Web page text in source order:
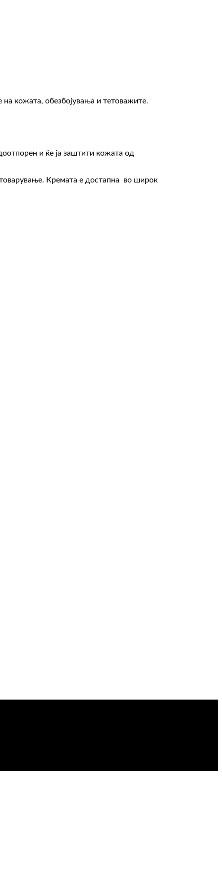
кожата, обезбојувања и тетоважите.
и ќе ја заштити кожата од
Кремата е достапна во широк